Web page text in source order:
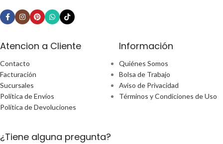
Atencion a Cliente
Contacto
Facturación
Sucursales
Política de Envíos
Política de Devoluciones
Información
Quiénes Somos
Bolsa de Trabajo
Aviso de Privacidad
Términos y Condiciones de Uso
¿Tiene alguna pregunta?